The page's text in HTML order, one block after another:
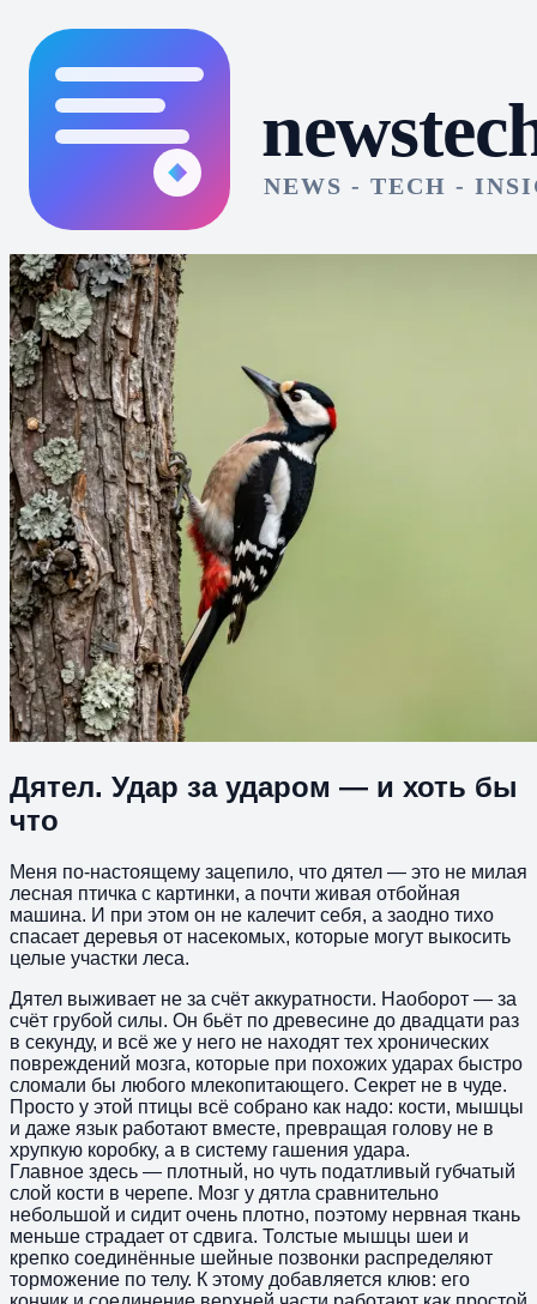
Дятел. Удар за ударом — и хоть бы
что
Меня по-настоящему зацепило, что дятел — это не милая
лесная птичка с картинки, а почти живая отбойная
машина. И при этом он не калечит себя, а заодно тихо
спасает деревья от насекомых, которые могут выкосить
целые участки леса.
Дятел выживает не за счёт аккуратности. Наоборот — за
счёт грубой силы. Он бьёт по древесине до двадцати раз
в секунду, и всё же у него не находят тех хронических
повреждений мозга, которые при похожих ударах быстро
сломали бы любого млекопитающего. Секрет не в чуде.
Просто у этой птицы всё собрано как надо: кости, мышцы
и даже язык работают вместе, превращая голову не в
хрупкую коробку, а в систему гашения удара.
Главное здесь — плотный, но чуть податливый губчатый
слой кости в черепе. Мозг у дятла сравнительно
небольшой и сидит очень плотно, поэтому нервная ткань
меньше страдает от сдвига. Толстые мышцы шеи и
крепко соединённые шейные позвонки распределяют
торможение по телу. К этому добавляется клюв: его